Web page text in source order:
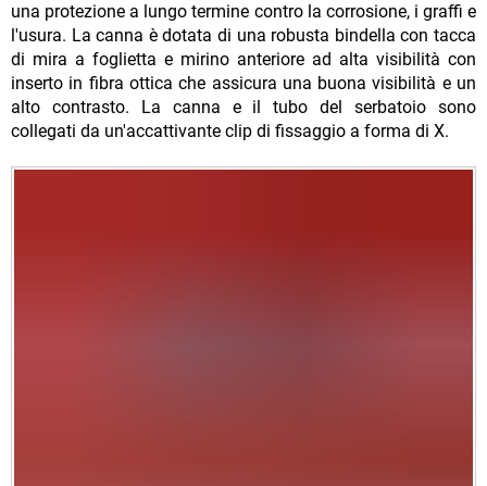
una protezione a lungo termine contro la corrosione, i graffi e
l'usura. La canna è dotata di una robusta bindella con tacca
di mira a foglietta e mirino anteriore ad alta visibilità con
inserto in fibra ottica che assicura una buona visibilità e un
alto contrasto. La canna e il tubo del serbatoio sono
collegati da un'accattivante clip di fissaggio a forma di X.